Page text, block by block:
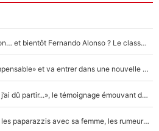
Max Verstappen, Lewis Hamilton… et bientôt Fernando Alonso ? Le classement des pilotes les mieux payés en Formule 1 risque de changer !
F1 - Alpine signe un accord «impensable» et va entrer dans une nouvelle dimension : Grande nouvelle pour Pierre Gasly !
F1 : « Je lui ai fait un câlin, puis j’ai dû partir...», le témoignage émouvant de Max Verstappen sur sa fille
F1 : Charles Leclerc surpris par les paparazzis avec sa femme, les rumeurs étaient vraies !